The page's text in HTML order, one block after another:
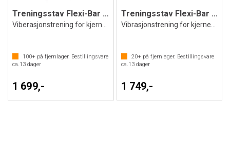
Treningsstav Flexi-Bar Sport
100+ på fjernlager. Bestillingsvare
ca.13 dager
1 699,-
Treningsstav Flexi-Bar Intensive
20+på fjernlager. Bestillingsvare
ca.13dager
1 749,-